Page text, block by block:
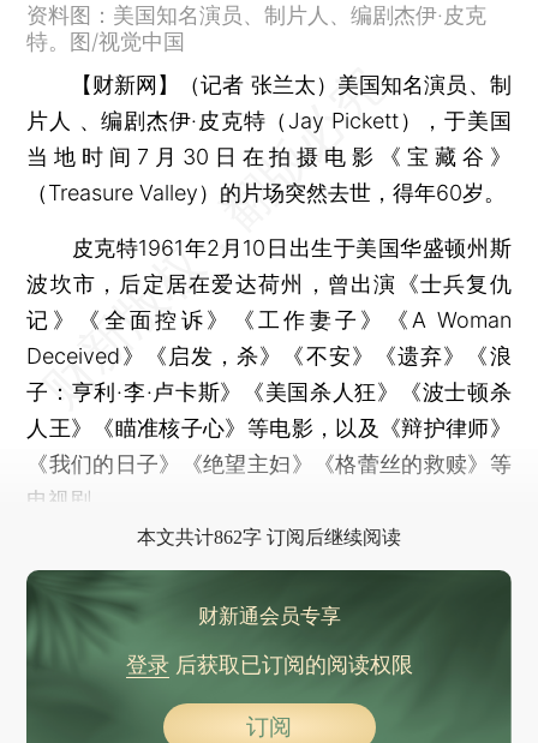
资料图：美国知名演员、制片人、编剧杰伊·皮克
特。图/视觉中国
【财新网】（记者 张兰太） 美国知名演员、制
片人 、编剧杰伊·皮克特（Jay Pickett），于美国
当地时间7月30日在拍摄电影《宝藏谷》
（Treasure Valley）的片场突然去世，得年60岁。
皮克特1961年2月10日出生于美国华盛顿州斯
波坎市，后定居在爱达荷州，曾出演《士兵复仇
记》《全面控诉》《工作妻子》《A Woman
Deceived》《启发，杀》《不安》《遗弃》《浪
子：亨利·李·卢卡斯》《美国杀人狂》《波士顿杀
人王》《瞄准核子心》等电影，以及《辩护律师》
《我们的日子》《绝望主妇》《格蕾丝的救赎》等
电视剧。
本文共计862字 订阅后继续阅读
财新通会员专享
登录后获取已订阅的阅读权限
订阅